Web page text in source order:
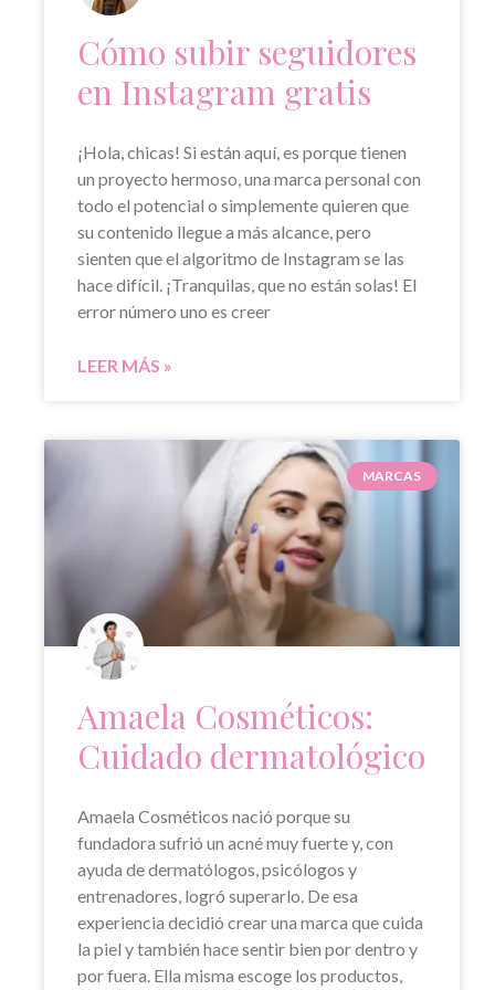
Cómo subir seguidores
en Instagram gratis
¡Hola, chicas! Si están aquí, es porque tienen
un proyecto hermoso, una marca personal con
todo el potencial o simplemente quieren que
su contenido llegue a más alcance, pero
sienten que el algoritmo de Instagram se las
hace difícil. ¡Tranquilas, que no están solas! El
error número uno es creer
LEER MÁS »
MARCAS
Amaela Cosméticos:
Cuidado dermatológico
Amaela Cosméticos nació porque su
fundadora sufrió un acné muy fuerte y, con
ayuda de dermatólogos, psicólogos y
entrenadores, logró superarlo. De esa
experiencia decidió crear una marca que cuida
la piel y también hace sentir bien por dentro y
por fuera. Ella misma escoge los productos,